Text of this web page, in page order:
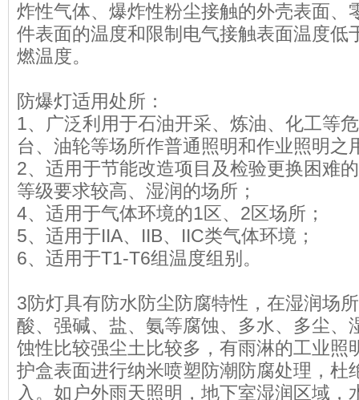
炸性气体、爆炸性粉尘接触的外壳表面、
件表面的温度和限制电气接触表面温度低
燃温度。
防爆灯适用处所：
1、广泛利用于石油开采、炼油、化工等
台、油轮等场所作普通照明和作业照明之
2、适用于节能改造项目及检验更换困难
等级要求较高、湿润的场所；
4、适用于气体环境的1区、2区场所；
5、适用于IIA、IIB、IIC类气体环境；
6、适用于T1-T6组温度组别。
3防灯具有防水防尘防腐特性，在湿润场
酸、强碱、盐、氨等腐蚀、多水、多尘、
蚀性比较强尘土比较多，有雨淋的工业照
护盒表面进行纳米喷塑防潮防腐处理，杜
入。如户外雨天照明，地下室湿润区域，